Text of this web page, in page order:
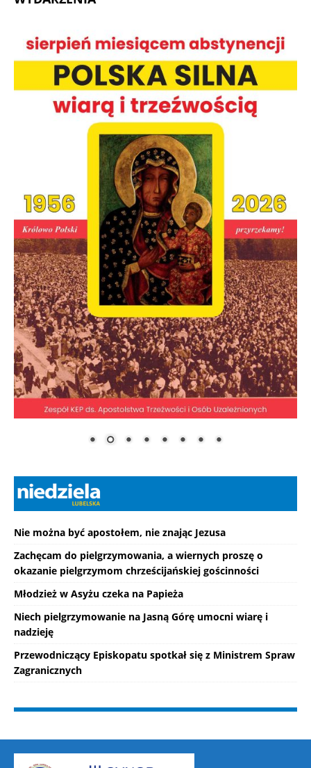
Nie można być apostołem, nie znając Jezusa
Zachęcam do pielgrzymowania, a wiernych proszę o
okazanie pielgrzymom chrześcijańskiej gościnności
Młodzież w Asyżu czeka na Papieża
Niech pielgrzymowanie na Jasną Górę umocni wiarę i
nadzieję
Przewodniczący Episkopatu spotkał się z Ministrem Spraw
Zagranicznych